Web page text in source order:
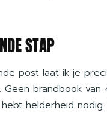
STAP
post laat ik je
Geen brandbook
hebt helderheid